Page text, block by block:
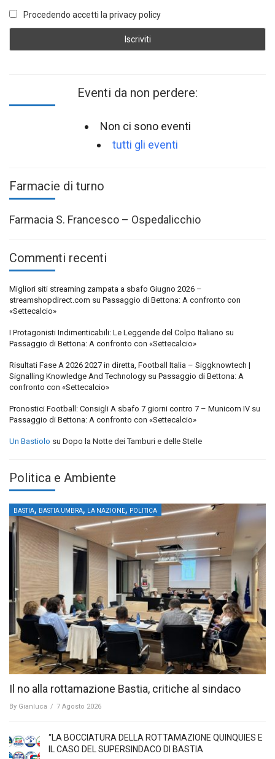
Procedendo accetti la privacy policy
Eventi da non perdere:
Non ci sono eventi
tutti gli eventi
Farmacie di turno
Farmacia S. Francesco – Ospedalicchio
Commenti recenti
Migliori siti streaming zampata a sbafo Giugno 2026 –
streamshopdirect.com su Passaggio di Bettona: A confronto con
«Settecalcio»
I Protagonisti Indimenticabili: Le Leggende del Colpo Italiano su
Passaggio di Bettona: A confronto con «Settecalcio»
Risultati Fase A 2026 2027 in diretta, Football Italia – Siggknowtech |
Signalling Knowledge And Technology su Passaggio di Bettona: A
confronto con «Settecalcio»
Pronostici Football: Consigli A sbafo 7 giorni contro 7 – Municorn IV su
Passaggio di Bettona: A confronto con «Settecalcio»
Un Bastiolo su Dopo la Notte dei Tamburi e delle Stelle
Politica e Ambiente
BASTIA, BASTIA UMBRA, LA NAZIONE, POLITICA
Il no alla rottamazione Bastia, critiche al sindaco
By Gianluca / 7 Agosto 2026
“LA BOCCIATURA DELLA ROTTAMAZIONE QUINQUIES E
IL CASO DEL SUPERSINDACO DI BASTIA